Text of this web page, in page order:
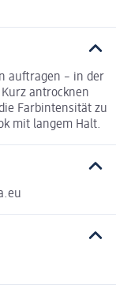
auftragen – in der
antrocknen
Farbintensität zu
mit langem Halt.